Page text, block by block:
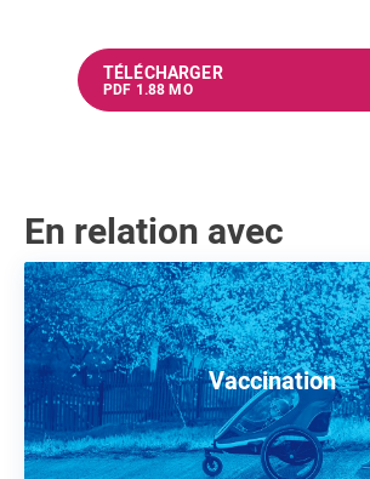
TÉLÉCHARGER
PDF 1.88 MO
En relation avec
Vaccination